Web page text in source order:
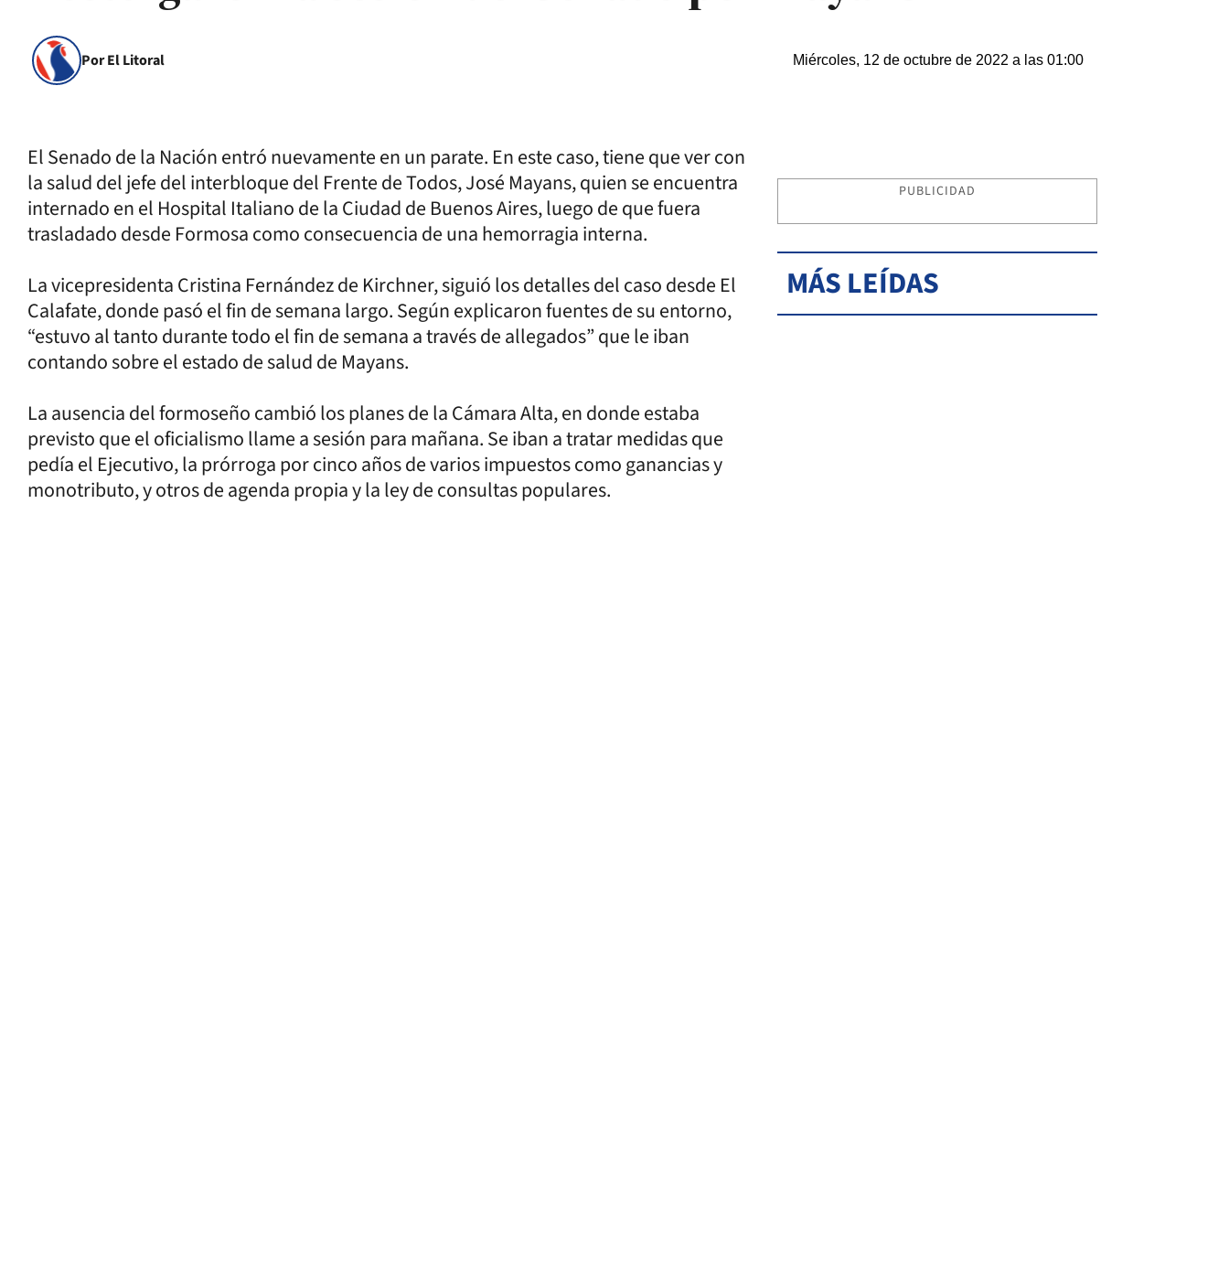
Por El Litoral Miércoles, 12 de octubre de 2022 a las 01:00
El Senado de la Nación entró nuevamente en un parate. En este caso, tiene que ver con
la salud del jefe del interbloque del Frente de Todos, José Mayans, quien se encuentra
internado en el Hospital Italiano de la Ciudad de Buenos Aires, luego de que fuera
trasladado desde Formosa como consecuencia de una hemorragia interna.
La vicepresidenta Cristina Fernández de Kirchner, siguió los detalles del caso desde El
Calafate, donde pasó el fin de semana largo. Según explicaron fuentes de su entorno,
“estuvo al tanto durante todo el fin de semana a través de allegados” que le iban
contando sobre el estado de salud de Mayans.
La ausencia del formoseño cambió los planes de la Cámara Alta, en donde estaba
previsto que el oficialismo llame a sesión para mañana. Se iban a tratar medidas que
pedía el Ejecutivo, la prórroga por cinco años de varios impuestos como ganancias y
monotributo, y otros de agenda propia y la ley de consultas populares.
PUBLICIDAD
MÁS LEÍDAS